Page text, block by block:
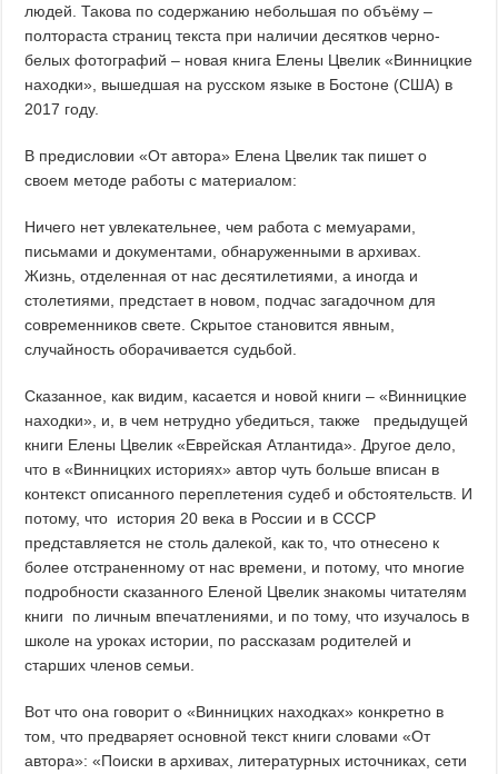
людей. Такова по содержанию небольшая по объёму –
полтораста страниц текста при наличии десятков черно-
белых фотографий – новая книга Елены Цвелик «Винницкие
находки», вышедшая на русском языке в Бостоне (США) в
2017 году.
В предисловии «От автора» Елена Цвелик так пишет о
своем методе работы с материалом:
Ничего нет увлекательнее, чем работа с мемуарами,
письмами и документами, обнаруженными в архивах.
Жизнь, отделенная от нас десятилетиями, а иногда и
столетиями, предстает в новом, подчас загадочном для
современников свете. Скрытое становится явным,
случайность оборачивается судьбой.
Сказанное, как видим, касается и новой книги – «Винницкие
находки», и, в чем нетрудно убедиться, также предыдущей
книги Елены Цвелик «Еврейская Атлантида». Другое дело,
что в «Винницких историях» автор чуть больше вписан в
контекст описанного переплетения судеб и обстоятельств. И
потому, что история 20 века в России и в СССР
представляется не столь далекой, как то, что отнесено к
более отстраненному от нас времени, и потому, что многие
подробности сказанного Еленой Цвелик знакомы читателям
книги по личным впечатлениями, и по тому, что изучалось в
школе на уроках истории, по рассказам родителей и
старших членов семьи.
Вот что она говорит о «Винницких находках» конкретно в
том, что предваряет основной текст книги словами «От
автора»: «Поиски в архивах, литературных источниках, сети